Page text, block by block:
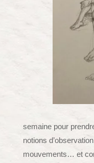
semaine pour
notions
mouvements… et